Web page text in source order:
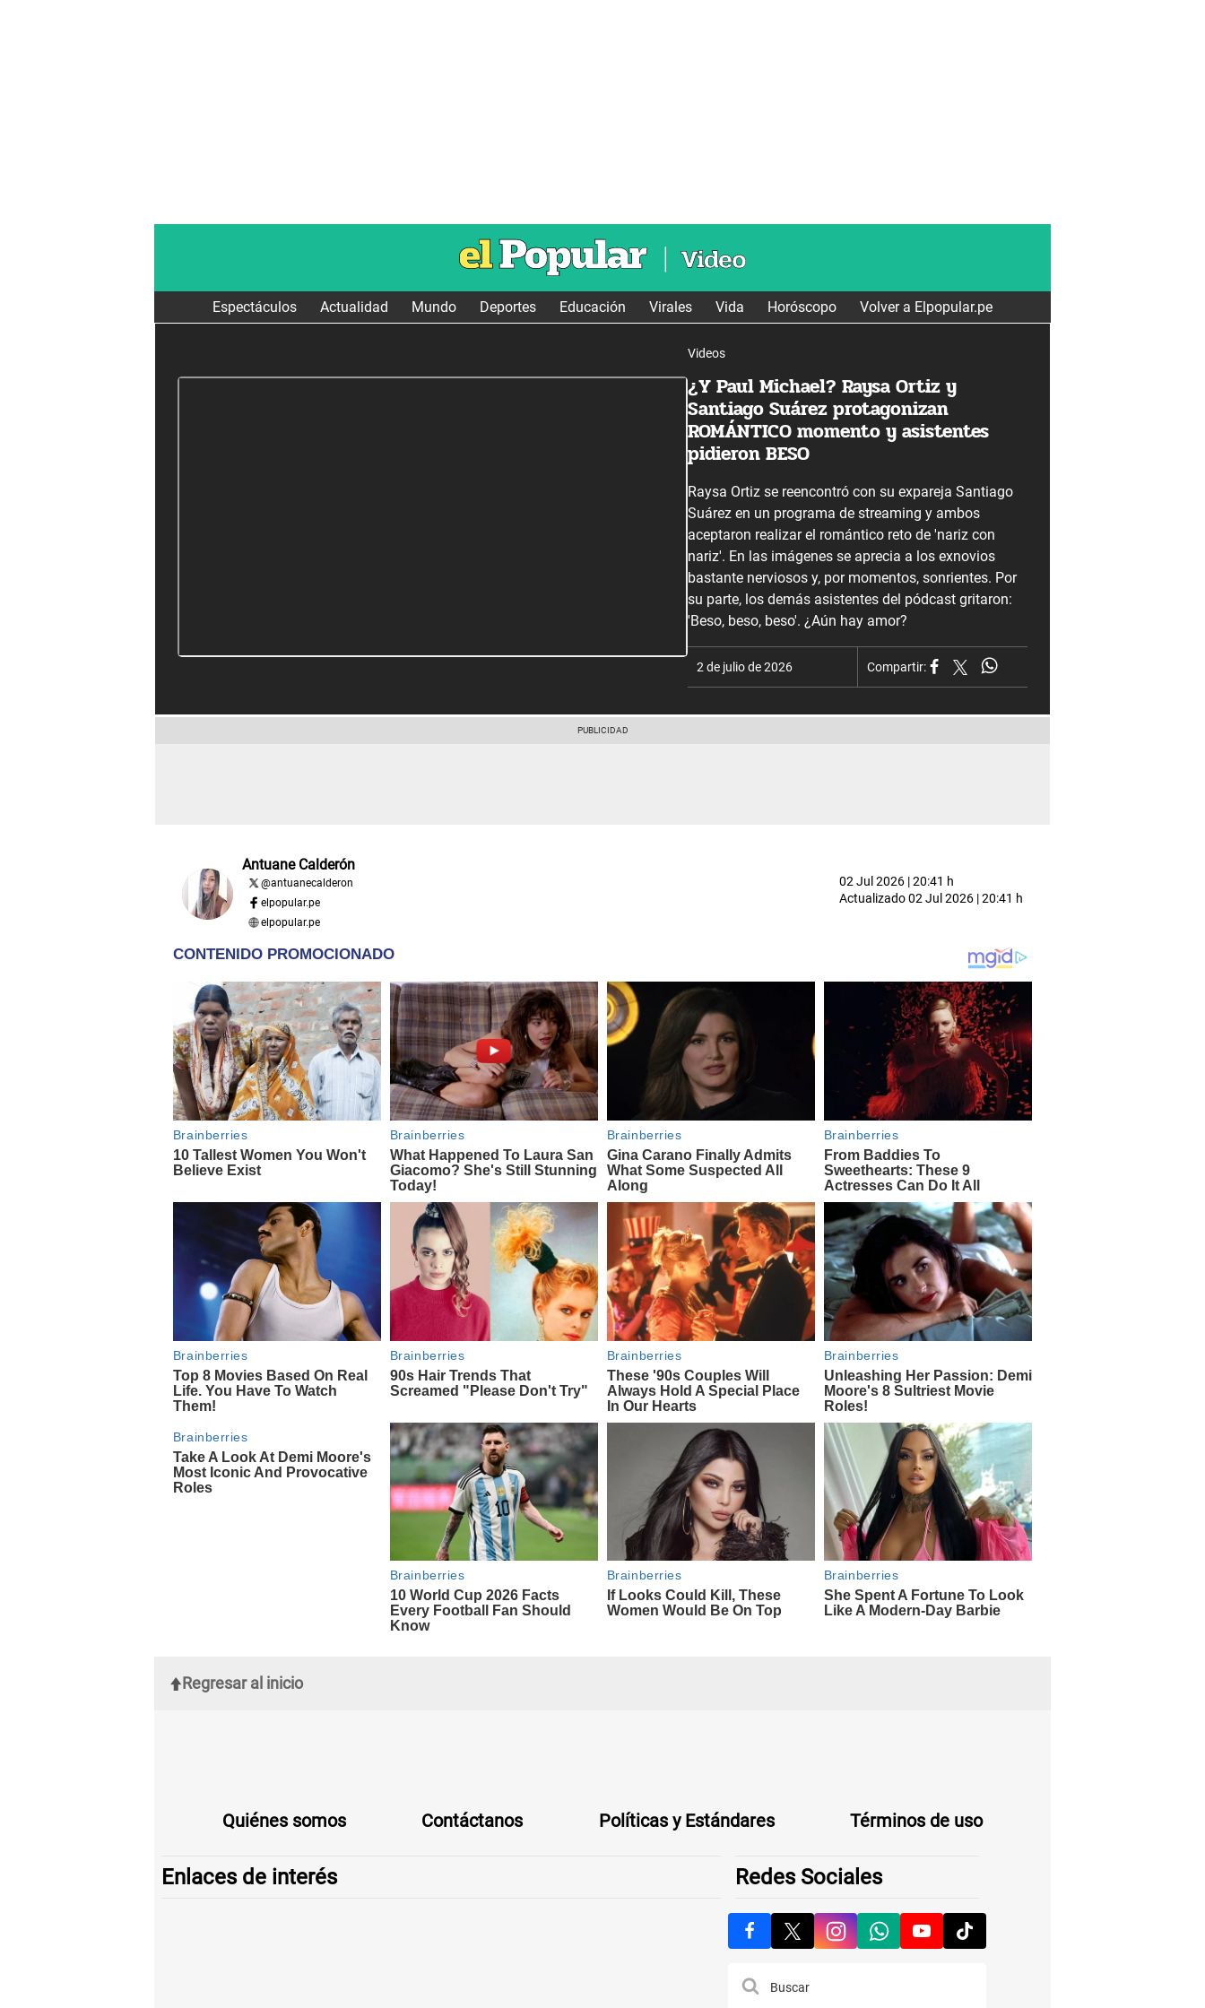
Espectáculos Actualidad Mundo Deportes Educación Virales Vida Horóscopo Volver a Elpopular.pe
Videos
¿Y Paul Michael? Raysa Ortiz y
Santiago Suárez protagonizan
ROMÁNTICO momento y asistentes
pidieron BESO
Raysa Ortiz se reencontró con su expareja Santiago
Suárez en un programa de streaming y ambos
aceptaron realizar el romántico reto de 'nariz con
nariz'. En las imágenes se aprecia a los exnovios
bastante nerviosos y, por momentos, sonrientes. Por
su parte, los demás asistentes del pódcast gritaron:
'Beso, beso, beso'. ¿Aún hay amor?
2 de julio de 2026 Compartir:
Antuane Calderón
@antuanecalderon
elpopular.pe
elpopular.pe
02 Jul 2026 | 20:41 h
Actualizado02 Jul 2026 | 20:41 h
Regresar al inicio
Quiénes somos Contáctanos Políticas y Estándares Términos de uso
Enlaces de interés Redes Sociales